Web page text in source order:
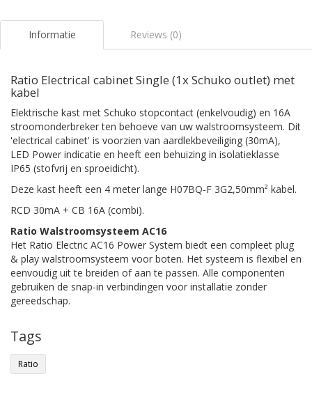
Informatie Reviews (0)
Ratio Electrical cabinet Single (1x Schuko outlet) met
kabel
Elektrische kast met Schuko stopcontact (enkelvoudig) en 16A
stroomonderbreker ten behoeve van uw walstroomsysteem. Dit
'electrical cabinet' is voorzien van aardlekbeveiliging (30mA),
LED Power indicatie en heeft een behuizing in isolatieklasse
IP65 (stofvrij en sproeidicht).
Deze kast heeft een 4 meter lange H07BQ-F 3G2,50mm² kabel.
RCD 30mA + CB 16A (combi).
Ratio Walstroomsysteem AC16
Het Ratio Electric AC16 Power System biedt een compleet plug
& play walstroomsysteem voor boten. Het systeem is flexibel en
eenvoudig uit te breiden of aan te passen. Alle componenten
gebruiken de snap-in verbindingen voor installatie zonder
gereedschap.
Tags
Ratio